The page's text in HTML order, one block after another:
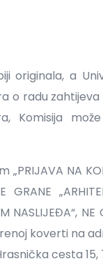
originala, a
o radu
Komisija
NA
NASLIJEĐA“,
koverti na
cesta 15,